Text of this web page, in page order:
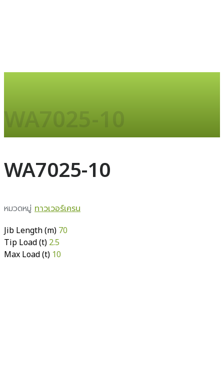
WA7025-10
WA7025-10
หมวดหมู่ ทาวเวอร์เครน
Jib Length (m) 70
Tip Load (t) 2.5
Max Load (t) 10